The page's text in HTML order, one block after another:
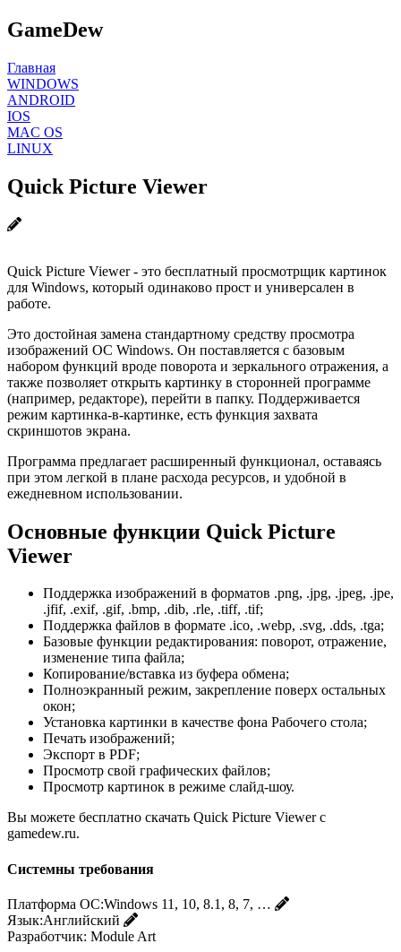
GameDew
Главная
WINDOWS
ANDROID
IOS
MAC OS
LINUX
Quick Picture Viewer
Quick Picture Viewer - это бесплатный просмотрщик картинок
для Windows, который одинаково прост и универсален в
работе.
Это достойная замена стандартному средству просмотра
изображений ОС Windows. Он поставляется с базовым
набором функций вроде поворота и зеркального отражения, а
также позволяет открыть картинку в сторонней программе
(например, редакторе), перейти в папку. Поддерживается
режим картинка-в-картинке, есть функция захвата
скриншотов экрана.
Программа предлагает расширенный функционал, оставаясь
при этом легкой в плане расхода ресурсов, и удобной в
ежедневном использовании.
Основные функции Quick Picture
Viewer
Поддержка изображений в форматов .png, .jpg, .jpeg, .jpe,
.jfif, .exif, .gif, .bmp, .dib, .rle, .tiff, .tif;
Поддержка файлов в формате .ico, .webp, .svg, .dds, .tga;
Базовые функции редактирования: поворот, отражение,
изменение типа файла;
Копирование/вставка из буфера обмена;
Полноэкранный режим, закрепление поверх остальных
окон;
Установка картинки в качестве фона Рабочего стола;
Печать изображений;
Экспорт в PDF;
Просмотр свой графических файлов;
Просмотр картинок в режиме слайд-шоу.
Вы можете бесплатно скачать Quick Picture Viewer с
gamedew.ru.
Системны требования
Платформа ОС:Windows 11, 10, 8.1, 8, 7, …
Язык:Английский
Разработчик: Module Art